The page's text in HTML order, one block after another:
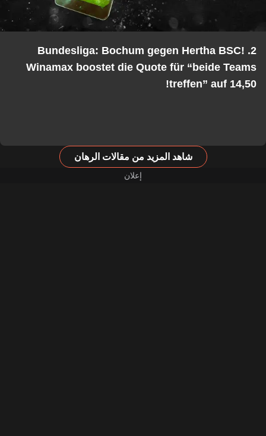
2. Bundesliga: Bochum gegen Hertha BSC!
Winamax boostet die Quote für “beide Teams
treffen” auf 14,50!
شاهد المزيد من مقالات الرهان